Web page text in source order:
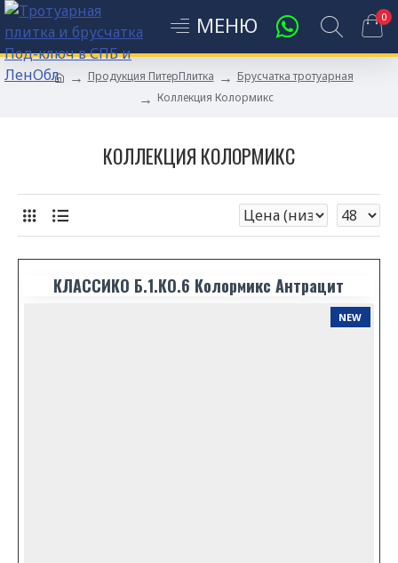
0
Продукция ПитерПлитка
Брусчатка тротуарная
Коллекция Колормикс
КОЛЛЕКЦИЯ КОЛОРМИКС
КЛАССИКО Б.1.КО.6 Колормикс Антрацит
NEW